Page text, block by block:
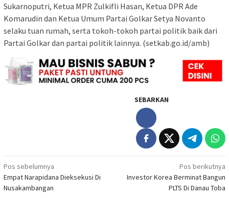
Sukarnoputri, Ketua MPR Zulkifli Hasan, Ketua DPR Ade
Komarudin dan Ketua Umum Partai Golkar Setya Novanto
selaku tuan rumah, serta tokoh-tokoh partai politik baik dari
Partai Golkar dan partai politik lainnya. (setkab.go.id/amb)
SEBARKAN
Navigasi
pos
Pos sebelumnya
Empat Narapidana Dieksekusi Di
Nusakambangan
Pos berikutnya
Investor Korea Berminat Bangun
PLTS Di Danau Toba